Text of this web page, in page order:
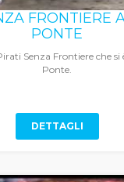
FRONTIERE
PONTE
Senza Frontiere che si
Ponte.
DETTAGLI